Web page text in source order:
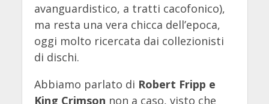
avanguardistico, a tratti cacofonico),
ma resta una vera chicca dell’epoca,
oggi molto ricercata dai collezionisti
di dischi.
Abbiamo parlato di Robert Fripp e
King Crimson non a caso, visto che